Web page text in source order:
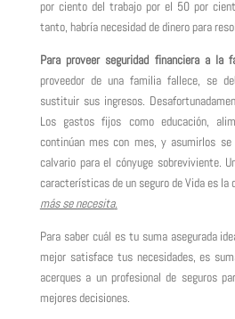
por ciento del trabajo por el 50 por
tanto, habría necesidad de dinero para
Para proveer seguridad financiera a la
proveedor de una familia fallece, se
sustituir sus ingresos.
Los gastos fijos como educación,
continúan mes con mes, y asumirlos
calvario para el cónyuge sobreviviente.
características de un seguro de Vida es la
más se necesita.
Para saber cuál es tu suma asegurada
mejor satisface tus necesidades, es
acerques a un profesional de seguros
mejores decisiones.